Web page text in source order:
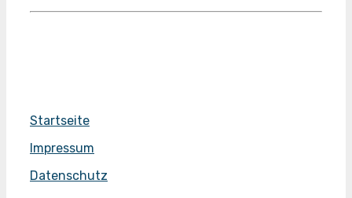
Startseite
Impressum
Datenschutz